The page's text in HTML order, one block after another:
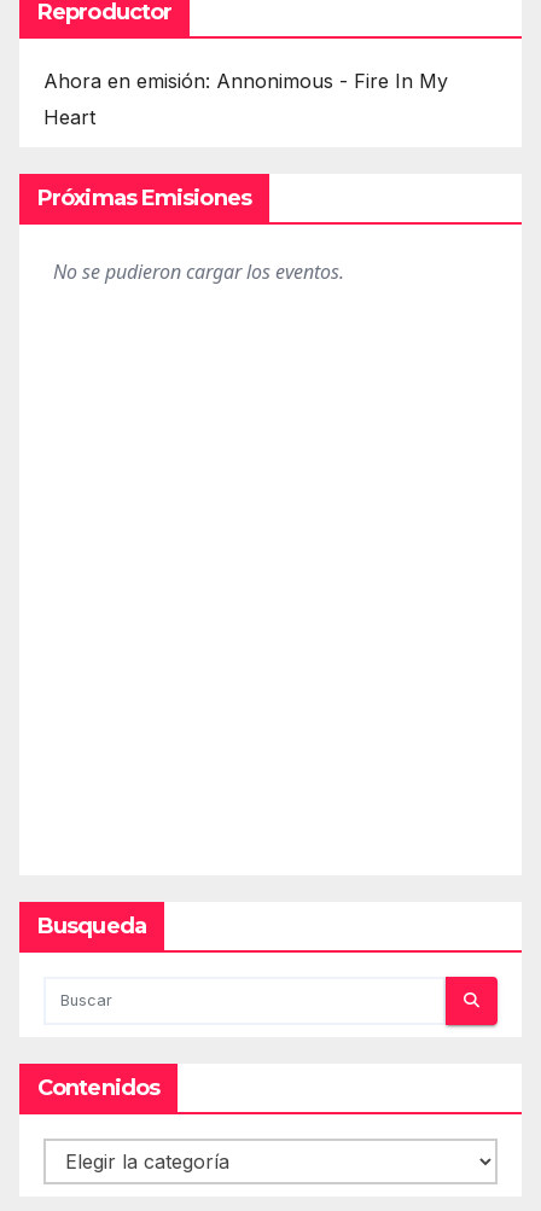
Reproductor
Ahora en emisión: Annonimous - Fire In My
Heart
Próximas Emisiones
Busqueda
Contenidos
Contenidos